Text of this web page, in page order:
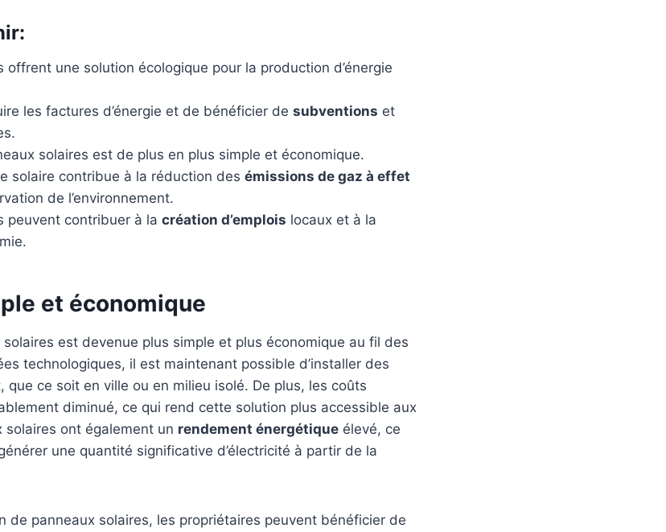
offrent une solution écologique pour la production d’énergie
les factures d’énergie et de bénéficier de subventions et
solaires est de plus en plus simple et économique.
solaire contribue à la réduction des émissions de gaz à effet
de l’environnement.
peuvent contribuer à la création d’emplois locaux et à la
et économique
solaires est devenue plus simple et plus économique au fil des
technologiques, il est maintenant possible d’installer des
que ce soit en ville ou en milieu isolé. De plus, les coûts
diminué, ce qui rend cette solution plus accessible aux
ont également un rendement énergétique élevé, ce
une quantité significative d’électricité à partir de la
de panneaux solaires, les propriétaires peuvent bénéficier de